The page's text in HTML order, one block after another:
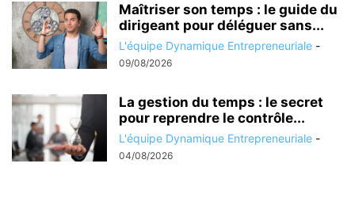
Maîtriser son temps : le guide du
dirigeant pour déléguer sans...
L'équipe Dynamique Entrepreneuriale -
09/08/2026
La gestion du temps : le secret
pour reprendre le contrôle...
L'équipe Dynamique Entrepreneuriale -
04/08/2026